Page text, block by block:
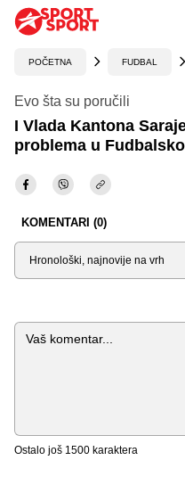
POČETNA FUDBAL
Evo šta su poručili
I Vlada Kantona
problema u
KOMENTARI (0)
Sortiraj
Komentar
Ostalo još 1500 karaktera